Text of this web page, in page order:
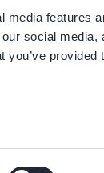
media features
social media,
provided
Logo